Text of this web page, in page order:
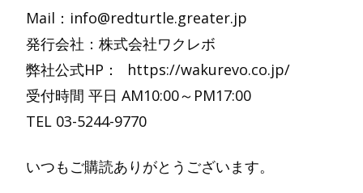
Mail：info@redturtle.greater.jp
発行会社：株式会社ワクレボ
弊社公式HP： https://wakurevo.co.jp/
受付時間 平日 AM10:00～PM17:00
TEL 03-5244-9770
いつもご購読ありがとうございます。